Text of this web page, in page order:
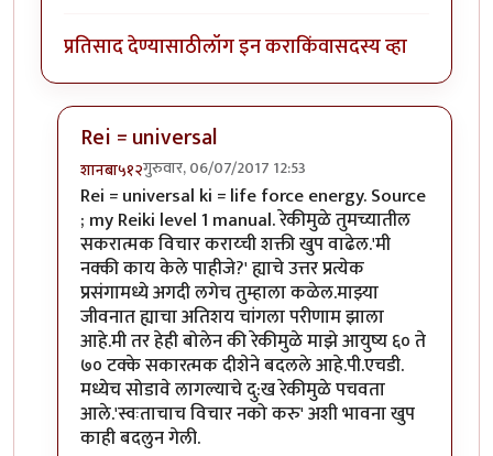
प्रतिसाद देण्यासाठीलॉग इन कराकिंवासदस्य व्हा
Rei = universal
शानबा५१२गुरुवार, 06/07/2017 12:53
In reply toरेकी म्हणजे काय? मला ह्याbyयशोधरा
Rei = universal ki = life force energy. Source
; my Reiki level 1 manual. रेकीमुळे तुमच्यातील
सकरात्मक विचार कराय्ची शक्ती खुप वाढेल.'मी
नक्की काय केले पाहीजे?' ह्याचे उत्तर प्रत्येक
प्रसंगामध्ये अगदी लगेच तुम्हाला कळेल.माझ्या
जीवनात ह्याचा अतिशय चांगला परीणाम झाला
आहे.मी तर हेही बोलेन की रेकीमुळे माझे आयुष्य ६० ते
७० टक्के सकारत्मक दीशेने बदलले आहे.पी.एचडी.
मध्येच सोडावे लागल्याचे दु:ख रेकीमुळे पचवता
आले.'स्वःताचाच विचार नको करु' अशी भावना खुप
काही बदलुन गेली.